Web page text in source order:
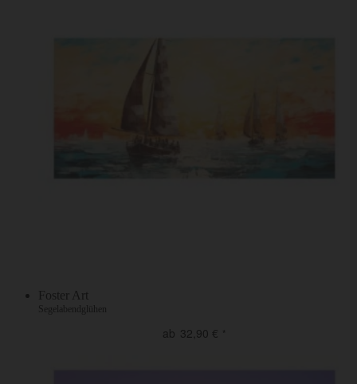
Foster Art
Segelabendglühen
ab 32,90 €